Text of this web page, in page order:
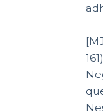
161)